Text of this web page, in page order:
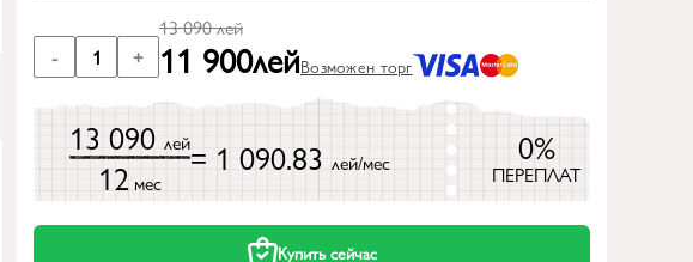
- 1 +
13 090лей
11 900лейВозможен торг
13 090 лей
12 мес
= 1 090.83 лей/мес 0%
ПЕРЕПЛАТ
Купить сейчас